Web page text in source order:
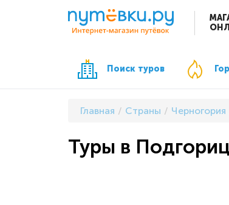
Поиск туров
Главная Страны Черногория
Туры в